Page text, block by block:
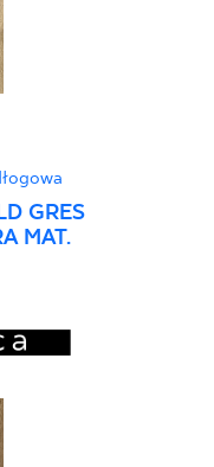
GRES
MAT.